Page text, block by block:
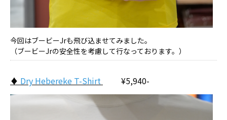
今回はブービーJrも飛び込ませてみました。
（ブービーJrの安全性を考慮して行なっております。）
♦ Dry Hebereke T-Shirt ¥5,940-